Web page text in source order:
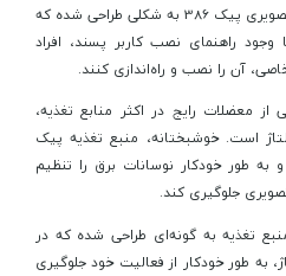
: منبع تغذیه آیفون تصویری پیک 386 به شکلی طراحی شده که
راهنمای نصب کاربر پسند، افراد
آن را نصب و راه‌اندازی کنند.
از معضلات رایج در اکثر منابع تغذیه،
است. خوشبختانه، منبع تغذیه پیک
و به طور خودکار نوسانات برق را تنظیم
جلوگیری کند.
تغذیه به گونه‌ای طراحی شده که در
به طور خودکار از فعالیت خود جلوگیری